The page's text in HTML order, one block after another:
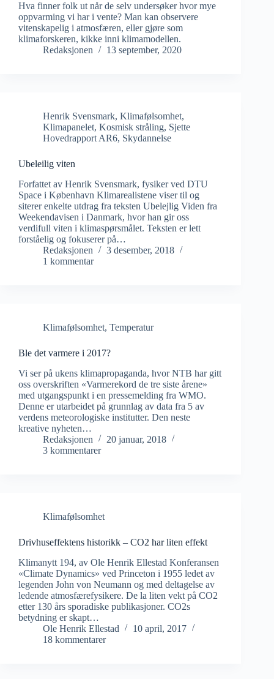
Hva finner folk ut når de selv undersøker hvor mye
oppvarming vi har i vente? Man kan observere
vitenskapelig i atmosfæren, eller gjøre som
klimaforskeren, kikke inni klimamodellen.
Redaksjonen
13 september, 2020
Henrik Svensmark, Klimafølsomhet,
Klimapanelet, Kosmisk stråling, Sjette
Hovedrapport AR6, Skydannelse
Ubeleilig viten
Forfattet av Henrik Svensmark, fysiker ved DTU
Space i København Klimarealistene viser til og
siterer enkelte utdrag fra teksten Ubelejlig Viden fra
Weekendavisen i Danmark, hvor han gir oss
verdifull viten i klimaspørsmålet. Teksten er lett
forståelig og fokuserer på…
Redaksjonen
3 desember, 2018
1 kommentar
Klimafølsomhet, Temperatur
Ble det varmere i 2017?
Vi ser på ukens klimapropaganda, hvor NTB har gitt
oss overskriften «Varmerekord de tre siste årene»
med utgangspunkt i en pressemelding fra WMO.
Denne er utarbeidet på grunnlag av data fra 5 av
verdens meteorologiske institutter. Den neste
kreative nyheten…
Redaksjonen
20 januar, 2018
3 kommentarer
Klimafølsomhet
Drivhuseffektens historikk – CO2 har liten effekt
Klimanytt 194, av Ole Henrik Ellestad Konferansen
«Climate Dynamics» ved Princeton i 1955 ledet av
legenden John von Neumann og med deltagelse av
ledende atmosfærefysikere. De la liten vekt på CO2
etter 130 års sporadiske publikasjoner. CO2s
betydning er skapt…
Ole Henrik Ellestad
10 april, 2017
18 kommentarer